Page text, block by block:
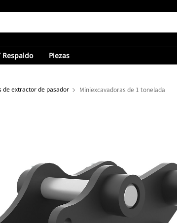
Respaldo Piezas
de extractor de pasador Miniexcavadoras de 1 tonelada